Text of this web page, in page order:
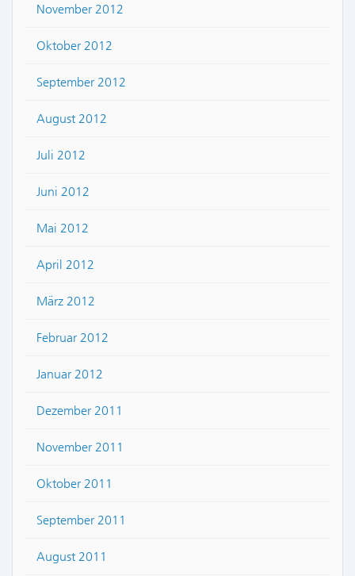
November 2012
Oktober 2012
September 2012
August 2012
Juli 2012
Juni 2012
Mai 2012
April 2012
März 2012
Februar 2012
Januar 2012
Dezember 2011
November 2011
Oktober 2011
September 2011
August 2011